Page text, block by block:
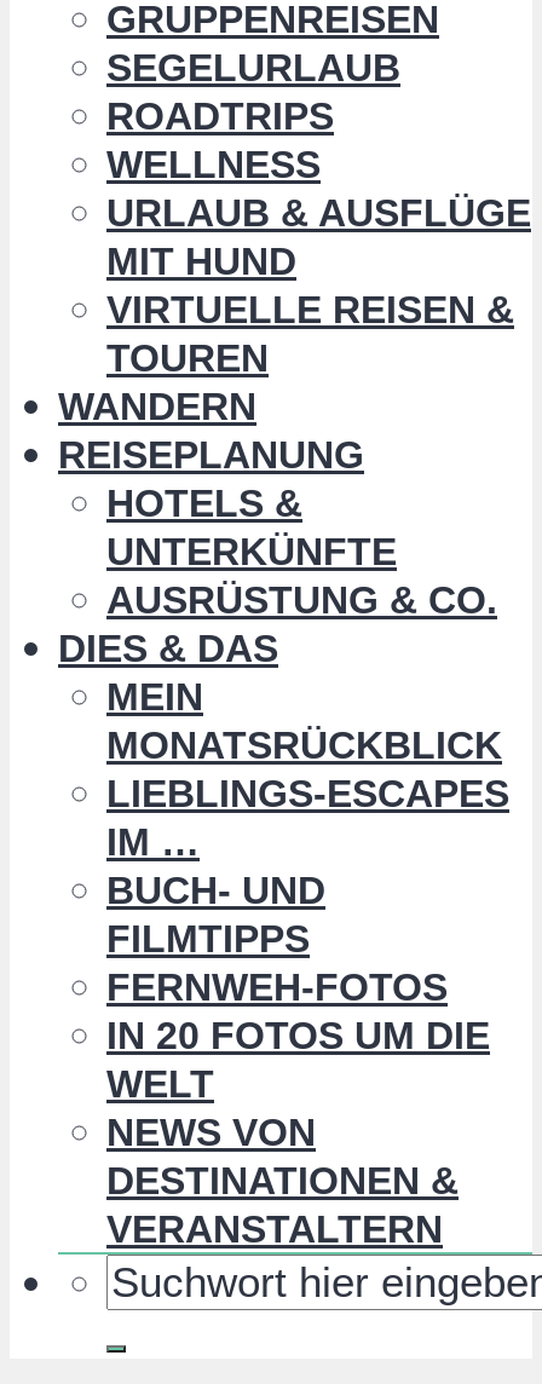
GRUPPENREISEN
SEGELURLAUB
ROADTRIPS
WELLNESS
URLAUB & AUSFLÜGE
MIT HUND
VIRTUELLE REISEN &
TOUREN
WANDERN
REISEPLANUNG
HOTELS &
UNTERKÜNFTE
AUSRÜSTUNG & CO.
DIES & DAS
MEIN
MONATSRÜCKBLICK
LIEBLINGS-ESCAPES
IM …
BUCH- UND
FILMTIPPS
FERNWEH-FOTOS
IN 20 FOTOS UM DIE
WELT
NEWS VON
DESTINATIONEN &
VERANSTALTERN